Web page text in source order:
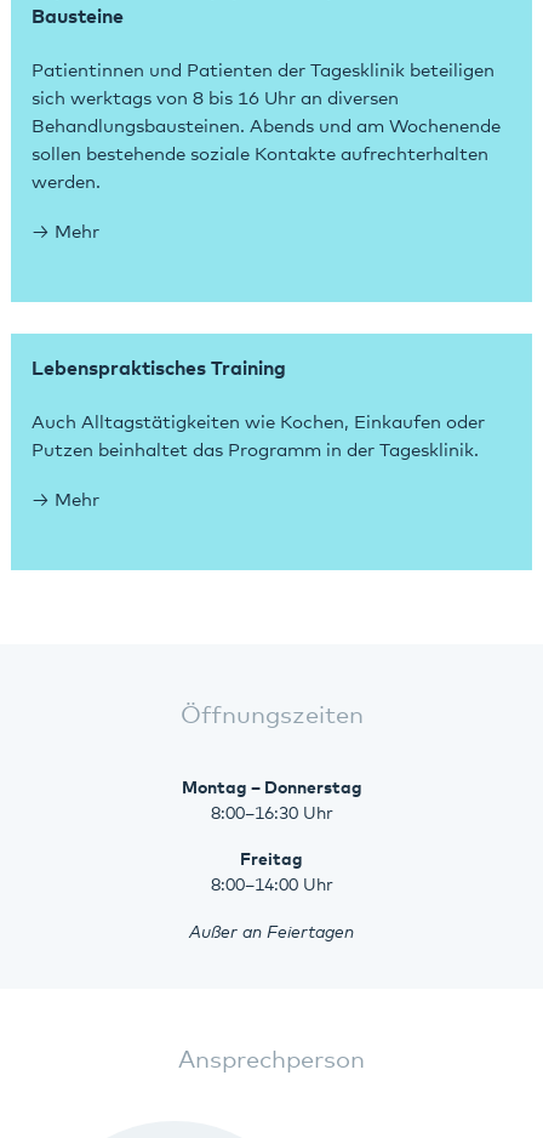
Bausteine
Patientinnen und Patienten der Tagesklinik beteiligen
sich werktags von 8 bis 16 Uhr an diversen
Behandlungsbausteinen. Abends und am Wochenende
sollen bestehende soziale Kontakte aufrechterhalten
werden.
Mehr
Lebenspraktisches Training
Auch Alltagstätigkeiten wie Kochen, Einkaufen oder
Putzen beinhaltet das Programm in der Tagesklinik.
Mehr
Öffnungszeiten
Montag – Donnerstag
8:00–16:30 Uhr
Freitag
8:00–14:00 Uhr
Außer an Feiertagen
Ansprechperson